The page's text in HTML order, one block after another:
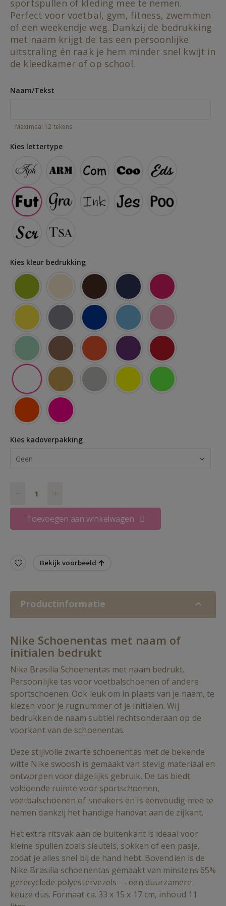
sportspullen of kleding mee te nemen.
Perfect voor voetbal, gym, fitness, zwemmen
of een weekendje weg. Dankzij de bedrukking
met naam krijgt de tas een persoonlijke
uitstraling én raak je hem minder snel kwijt in
de kleedkamer of op school.
Naam/Tekst
Maximaal 12 tekens
Kies lettertype
Kies kleur bedrukking
Kies kadoverpakking
Toevoegen aan winkelwagen
Bekijk voorbeeld
Productinformatie
Nike Schoenentas met naam of
initialen bedrukt
Nike Brasilia Schoenentas met naam bedrukt.
Persoonlijke tas voor voetbalschoenen of andere
sportschoenen. Ook leuk om in plaats van je naam, te
kiezen voor je rugnummer of je initialen. Wij
bedrukken de naam subtiel rechtsonderaan op de
voorkant van de schoenentas.
Deze stijlvolle zwarte schoenentas met de bekende
witte Nike swoosh is gemaakt van stevig materiaal en
ontworpen voor dagelijks gebruik. De tas biedt
voldoende ruimte voor sportschoenen,
voetbalschoenen of sneakers en is eenvoudig mee te
nemen dankzij het handige handvat aan de zijkant.
Het extra ritsvak aan de buitenkant is ideaal voor
kleine spullen zoals sleutels, sokken of een pasje,
zodat je alles snel bij de hand hebt. Bovendien is de
Nike Brasilia schoenentas gemaakt van minstens 65%
gerecyclede polyestervezels — een duurzamere
keuze dus. Formaat ca. 33 x 15 x 17 cm, inhoud 11